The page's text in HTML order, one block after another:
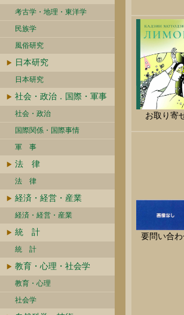
考古学・地理・東洋学
民族学
風俗研究
日本研究
日本研究
社会・政治．国際・軍事
社会・政治
国際関係・国際事情
軍 事
法 律
法 律
経済・経営・産業
経済・経営・産業
統 計
統 計
教育・心理・社会学
教育・心理
社会学
お取り寄
要問い合